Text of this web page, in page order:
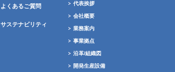
よくあるご質問
サステナビリティ
代表挨拶
会社概要
業務案内
事業拠点
沿革/組織図
開発生産設備